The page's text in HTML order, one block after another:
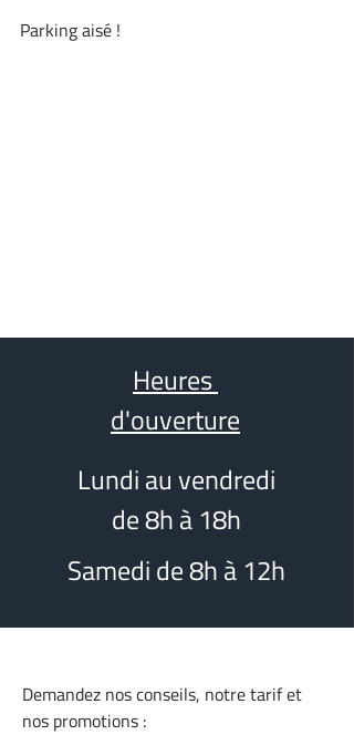
Parking aisé !
Heures
d'ouverture
Lundi au vendredi
de 8h à 18h
Samedi de 8h à 12h
Demandez nos conseils, notre tarif et
nos promotions :